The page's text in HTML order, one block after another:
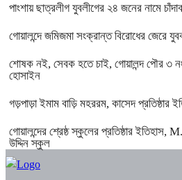
পাংশায় ছাত্রলীগ যুবলীগের ২৪ জনের নামে
গোয়ালন্দে জমিজমা সংক্রান্ত বিরোধের জেরে
শোষক নই, সেবক হতে চাই, গোয়ালন্দ পৌর ৩ নং
হোসাইন
গড়পাড়া ইমাম বাড়ি মহররম, কাসেদ প্রতিষ্ঠার
গোয়ালন্দের শ্রেষ্ঠ স্কুলের প্রতিষ্ঠার ইতিহাস,
উদ্দিন স্কুল